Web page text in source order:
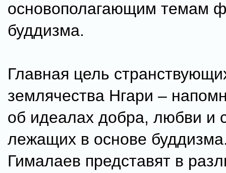
основополагающим темам
буддизма.
Главная цель
землячества Нгари –
об идеалах добра, любви и
лежащих в основе
Гималаев представят в